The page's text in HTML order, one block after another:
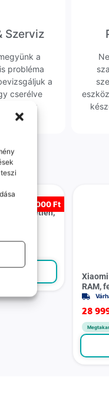
Szerviz
a
probléma
a
cserélve
ez 0 Ft
5 000 Ft
Gamer
Független,
Xiaomi
RAM,
28